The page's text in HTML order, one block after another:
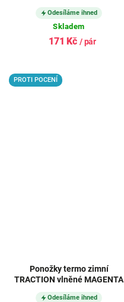
Odesíláme ihned
Skladem
171 Kč / pár
PROTI POCENÍ
Ponožky termo zimní
TRACTION vlněné MAGENTA
Odesíláme ihned